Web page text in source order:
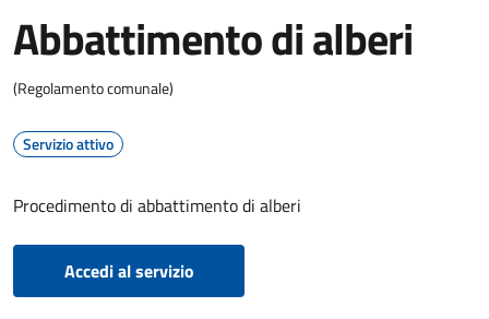
Abbattimento di alberi
(Regolamento comunale)
Servizio attivo
Procedimento di abbattimento di alberi
Accedi al servizio